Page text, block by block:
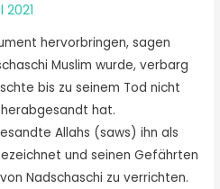
2021
hervorbringen, sagen
Muslim wurde, verbarg
bis zu seinem Tod nicht
hat.
Allahs (saws) ihn als
und seinen Gefährten
Nadschaschi zu verrichten.